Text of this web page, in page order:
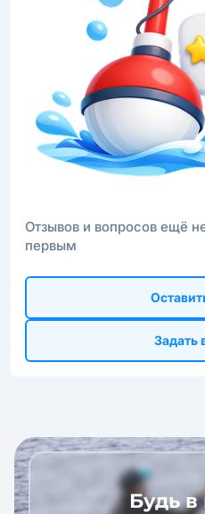
Отзывов и вопросов ещё
первым
Задать
Будь в